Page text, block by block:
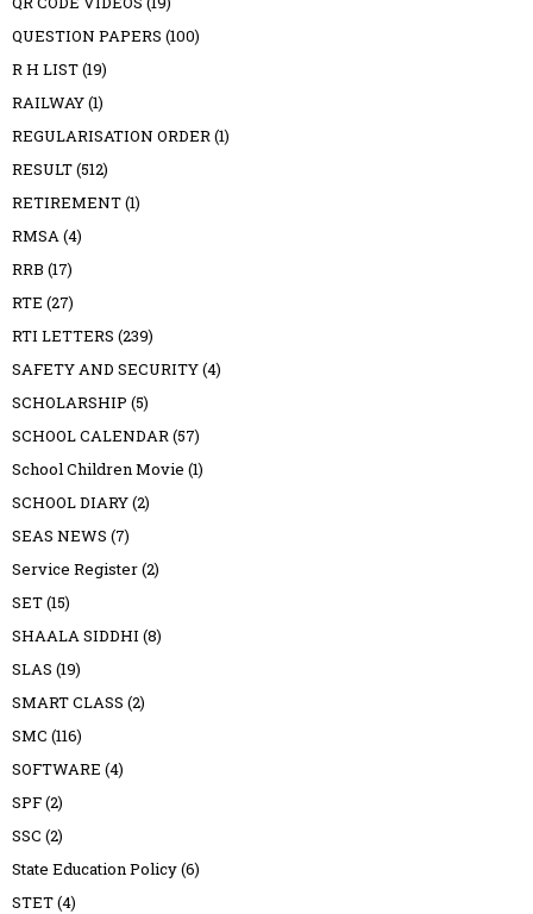
QUESTION PAPERS (100)
R H LIST(19)
RAILWAY(1)
REGULARISATION ORDER(1)
RESULT(512)
RETIREMENT(1)
RMSA(4)
RRB (17)
RTE (27)
RTI LETTERS (239)
SAFETY AND SECURITY(4)
SCHOLARSHIP (5)
SCHOOL CALENDAR(57)
School Children Movie (1)
SCHOOL DIARY(2)
SEAS NEWS (7)
Service Register(2)
SET(15)
SHAALA SIDDHI (8)
SLAS (19)
SMART CLASS (2)
SMC (116)
SOFTWARE (4)
SPF(2)
SSC (2)
State Education Policy(6)
STET(4)